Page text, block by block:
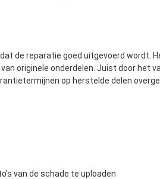
de reparatie goed uitgevoerd wordt.
originele onderdelen. Juist door het
op herstelde delen
van de schade te uploaden